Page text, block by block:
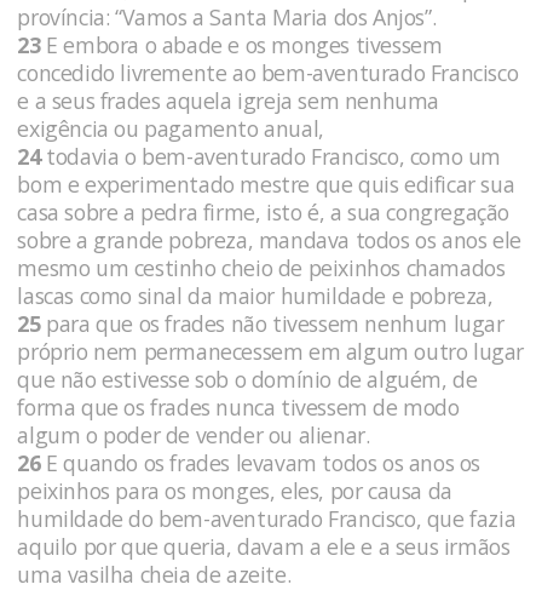
província: “Vamos a Santa Maria dos Anjos”.
23E embora o abade e os monges tivessem
concedido livremente ao bem-aventurado Francisco
e a seus frades aquela igreja sem nenhuma
exigência ou pagamento anual,
24todavia o bem-aventurado Francisco, como um
bom e experimentado mestre que quis edificar sua
casa sobre a pedra firme, isto é, a sua congregação
sobre a grande pobreza, mandava todos os anos ele
mesmo um cestinho cheio de peixinhos chamados
lascas como sinal da maior humildade e pobreza,
25para que os frades não tivessem nenhum lugar
próprio nem permanecessem em algum outro lugar
que não estivesse sob o domínio de alguém, de
forma que os frades nunca tivessem de modo
algum o poder de vender ou alienar.
26E quando os frades levavam todos os anos os
peixinhos para os monges, eles, por causa da
humildade do bem-aventurado Francisco, que fazia
aquilo por que queria, davam a ele e a seus irmãos
uma vasilha cheia de azeite.